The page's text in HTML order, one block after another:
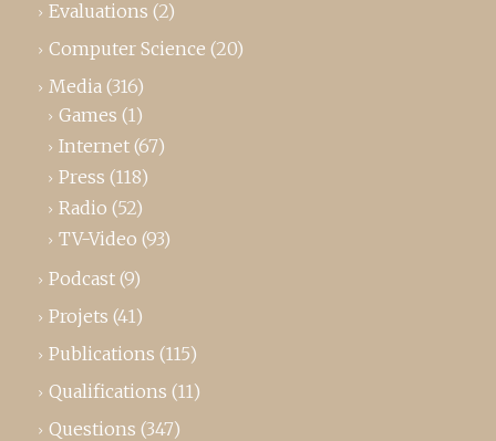
Evaluations (2)
Computer Science (20)
Media (316)
Games (1)
Internet (67)
Press (118)
Radio (52)
TV-Video (93)
Podcast (9)
Projets (41)
Publications (115)
Qualifications (11)
Questions (347)